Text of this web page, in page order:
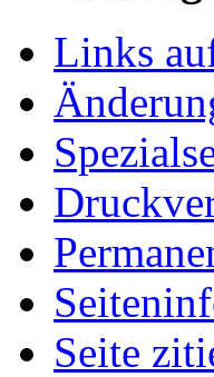
Links
Seite